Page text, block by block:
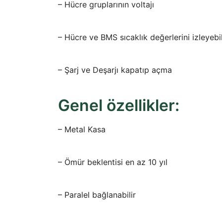
– Hücre gruplarının voltajı
– Hücre ve BMS sıcaklık değerlerini
– Şarj ve Deşarjı kapatıp açma
Genel özellikler:
– Metal Kasa
– Ömür beklentisi en az 10 yıl
– Paralel bağlanabilir